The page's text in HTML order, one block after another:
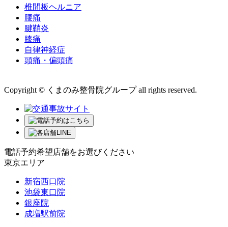
椎間板ヘルニア
腰痛
腱鞘炎
膝痛
自律神経症
頭痛・偏頭痛
Copyright © くまのみ整骨院グループ all rights reserved.
電話予約希望店舗をお選びください
東京エリア
新宿西口院
池袋東口院
銀座院
成増駅前院